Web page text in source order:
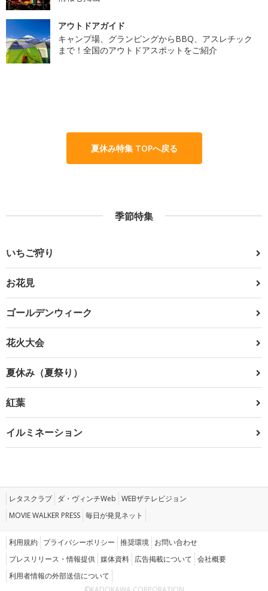
アウトドアガイド
キャンプ場、グランピングからBBQ、アスレチック
まで！全国のアウトドアスポットをご紹介
夏休み特集 TOPへ戻る
季節特集
いちご狩り
お花見
ゴールデンウィーク
花火大会
夏休み（夏祭り）
紅葉
イルミネーション
レタスクラブ ダ・ヴィンチWeb WEBザテレビジョン
MOVIE WALKER PRESS 毎日が発見ネット
利用規約 プライバシーポリシー 推奨環境 お問い合わせ
プレスリリース・情報提供 媒体資料 広告掲載について 会社概要
利用者情報の外部送信について